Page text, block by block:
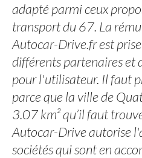
adapté parmi ceux
transport du 67. La
Autocar-Drive.fr est
différents partenaires et
pour l'utilisateur. Il faut
parce que la ville de
3.07 km² qu’il faut
Autocar-Drive autorise
sociétés qui sont en